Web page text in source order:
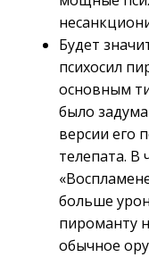
Будет
психосил
основным
было
версии его
телепата. В
больше
пироманту
обычное